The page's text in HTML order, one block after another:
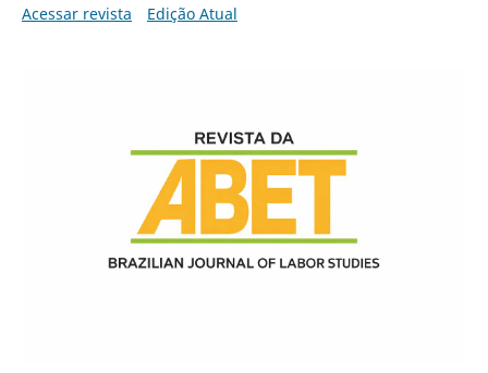
Acessar revista Edição Atual